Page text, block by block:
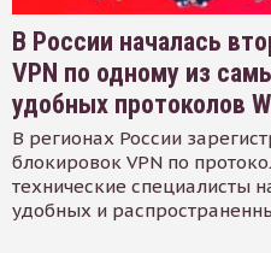
В России началась
VPN по одному из
удобных протоколов
В регионах России
блокировок VPN по
технические специалисты
удобных и